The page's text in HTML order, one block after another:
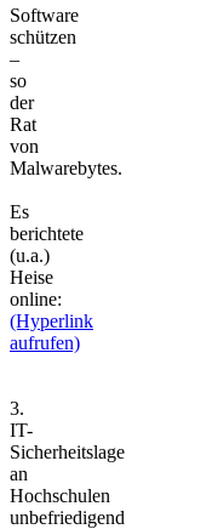
Software
schützen
–
so
der
Rat
von
Malwarebytes.
Es
berichtete
(u.a.)
Heise
online:
(Hyperlink
aufrufen)
3.
IT-
Sicherheitslage
an
Hochschulen
unbefriedigend